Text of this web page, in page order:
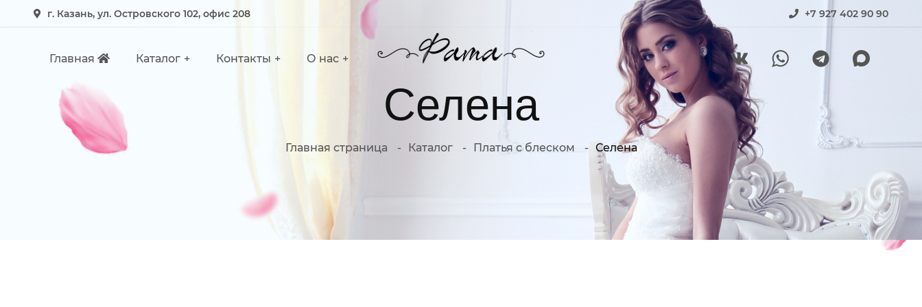
г. Казань, ул. Островского 102, офис 208 +7 927 402 90 90
Главная Каталог Контакты О нас
Селена
Главная страница Каталог Платья с блеском Селена